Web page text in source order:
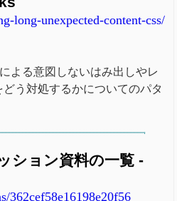
long-unexpected-content-css/
よる意図しないはみ出しやレ
う対処するかについてのパタ
ション資料の一覧 -
362cef58e16198e20f56